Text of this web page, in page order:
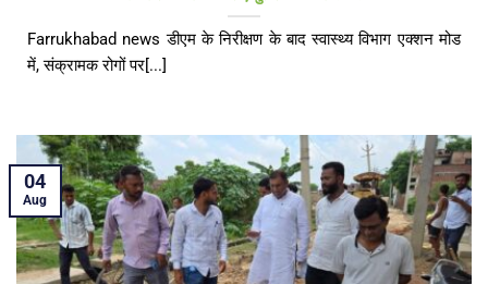
Farrukhabad news डीएम के निरीक्षण के बाद स्वास्थ्य विभाग एक्शन मोड
में, संक्रामक रोगों पर[...]
04
Aug